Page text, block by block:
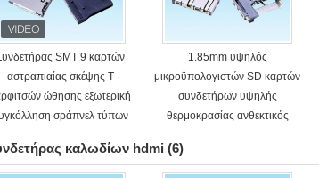
SMT 9 καρτών
αστραπιαίας σκέψης Τ
ώθησης εξωτερική
σράπνελ τύπων
1.85mm υψηλός
μικροϋπολογιστών SD καρτών
συνδετήρων υψηλής
θερμοκρασίας ανθεκτικός
καλωδίων hdmi (6)